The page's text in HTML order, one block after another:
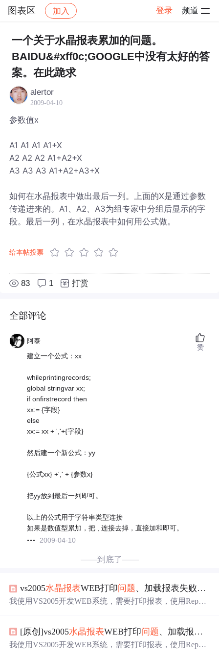
图表区 加入 登录 频道
社区 图表区 帖子详情
一个关于水晶报表累加的问题。
BAIDU&#xff0c;GOOGLE中没有太好的答
案。在此跪求
alertor
2009-04-10
参数值x
A1 A1 A1 A1+X
A2 A2 A2 A1+A2+X
A3 A3 A3 A1+A2+A3+X
如何在水晶报表中做出最后一列。上面的X是通过参数
传递进来的。A1、A2、A3为组专家中分组后显示的字
段。最后一列，在水晶报表中如何用公式做。
给本帖投票
83 1 打赏
全部评论
阿泰
建立一个公式：xx
whileprintingrecords;
global stringvar xx;
if onfirstrecord then
xx:= {字段}
else
xx:= xx + ','+{字段}
然后建一个新公式：yy
{公式xx} +',' + {参数x}
把yy放到最后一列即可。
以上的公式用于字符串类型连接
如果是数值型累加，把 , 连接去掉，直接加和即可。
2009-04-10
赞
——到底了——
vs2005水晶报表WEB打印问题、加载报表失败。-解决办法
我使用VS2005开发WEB系统，需要打印报表，使用Reporti
了，无办法，只好放弃，使用VS2005自带的 水晶报表，我
放到三四级目录时，调试老是提示“加载报表失败。”不知
[原创]vs2005水晶报表WEB打印问题、加载报表失败。-解决办法
我使用VS2005开发WEB系统，需要打印报表，使用Reporti